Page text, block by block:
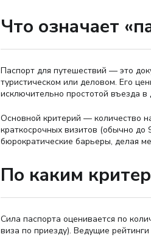
Что означает
Паспорт для путешествий — это
туристическом или деловом. Его
исключительно простотой въезда в
Основной критерий — количество
краткосрочных визитов (обычно
бюрократические барьеры, делая
По каким
Сила паспорта оценивается по
виза по приезду). Ведущие